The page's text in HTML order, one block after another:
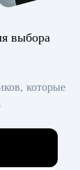
выбора
которые